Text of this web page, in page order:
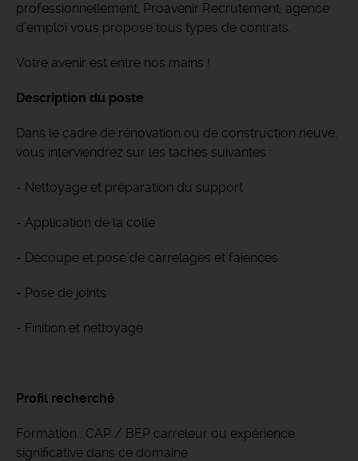
professionnellement, Proavenir Recrutement, agence
d’emploi vous propose tous types de contrats.
Votre avenir est entre nos mains !
Description du poste
Dans le cadre de rénovation ou de construction neuve,
vous interviendrez sur les taches suivantes :
- Nettoyage et préparation du support
- Application de la colle
- Découpe et pose de carrelages et faïences
- Pose de joints
- Finition et nettoyage
Profil recherché
Formation : CAP / BEP carreleur ou expérience
significative dans ce domaine